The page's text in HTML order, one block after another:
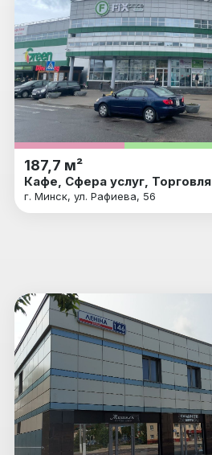
187,7 м²
Кафе, Сфера услуг, Торговля
г. Минск, ул. Рафиева, 56